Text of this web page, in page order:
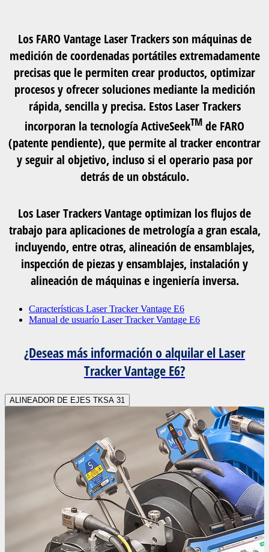
Los FARO Vantage Laser Trackers son máquinas de
medición de coordenadas portátiles extremadamente
precisas que le permiten crear productos, optimizar
procesos y ofrecer soluciones mediante la medición
rápida, sencilla y precisa. Estos Laser Trackers
incorporan la tecnología ActiveSeekTM de FARO
(patente pendiente), que permite al trackerencontrar
y seguir al objetivo, incluso si el operario pasa por
detrás de un obstáculo.
Los Laser Trackers Vantage optimizan los flujos de
trabajo para aplicaciones de metrología a gran escala,
incluyendo, entre otras, alineación deensamblajes,
inspección de piezas y ensamblajes, instalación y
alineación de máquinas e ingeniería inversa.
Características Laser Tracker Vantage E6
Manual de usuarío Laser Tracker Vantage E6
¿Deseas más información o alquilar el Laser
Tracker Vantage E6?
ALINEADOR DE EJES TKSA 31